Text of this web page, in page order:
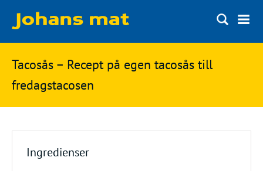
Matbloggen
Innertemperaturer
Ingredienser
Matsnack
Ölsnack
Sök
på
Johans
mat
Tacosås – Recept på egen tacosås till
fredagstacosen
Ingredienser